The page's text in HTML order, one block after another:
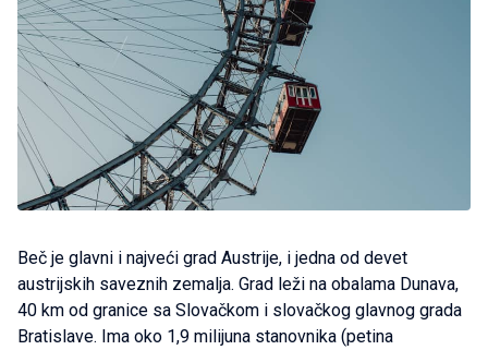
Beč je glavni i najveći grad Austrije, i jedna od devet
austrijskih saveznih zemalja. Grad leži na obalama Dunava,
40 km od granice sa Slovačkom i slovačkog glavnog grada
Bratislave. Ima oko 1,9 milijuna stanovnika (petina